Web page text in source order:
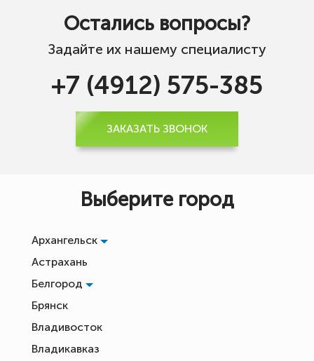
Остались вопросы?
Задайте их нашему специалисту
+7 (4912) 575-385
ЗАКАЗАТЬ ЗВОНОК
Выберите город
Архангельск
Астрахань
Белгород
Брянск
Владивосток
Владикавказ